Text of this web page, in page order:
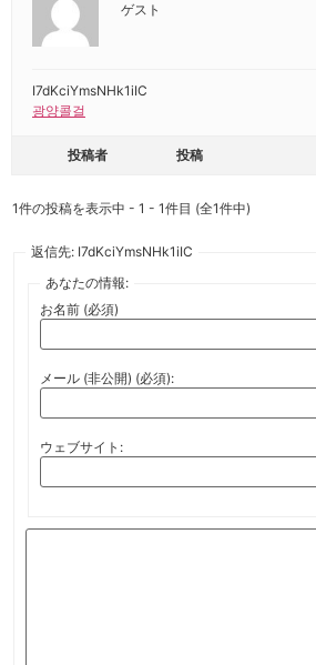
ゲスト
I7dKciYmsNHk1iIC
광양콜걸
投稿者 投稿
1件の投稿を表示中 - 1 - 1件目 (全1件中)
返信先: I7dKciYmsNHk1iIC
あなたの情報:
お名前 (必須)
メール (非公開) (必須):
ウェブサイト: